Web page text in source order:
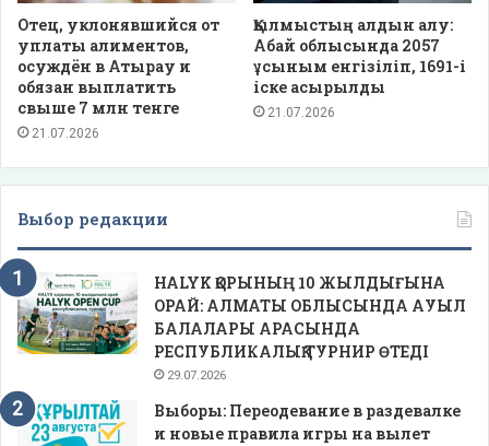
Отец, уклонявшийся от
уплаты алиментов,
осуждён в Атырау и
обязан выплатить
свыше 7 млн тенге
21.07.2026
Қылмыстың алдын алу:
Абай облысында 2057
ұсыным енгізіліп, 1691-і
іске асырылды
21.07.2026
Выбор редакции
HALYK ҚОРЫНЫҢ 10 ЖЫЛДЫҒЫНА
ОРАЙ: АЛМАТЫ ОБЛЫСЫНДА АУЫЛ
БАЛАЛАРЫ АРАСЫНДА
РЕСПУБЛИКАЛЫҚ ТУРНИР ӨТЕДІ
29.07.2026
Выборы: Переодевание в раздевалке
и новые правила игры на вылет